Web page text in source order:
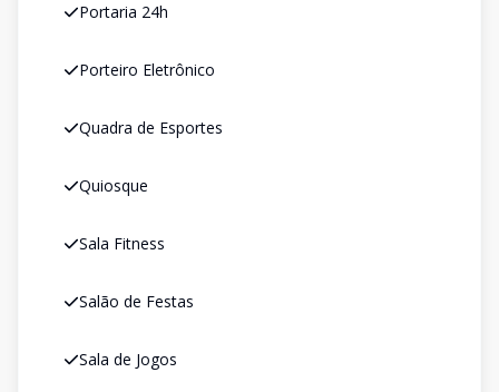
Portaria 24h
Porteiro Eletrônico
Quadra de Esportes
Quiosque
Sala Fitness
Salão de Festas
Sala de Jogos